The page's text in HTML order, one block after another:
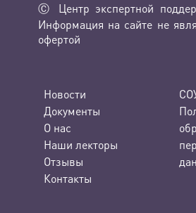
Ⓒ Центр экспертной
Информация на сайте не
офертой
Новости
Документы
О нас
Наши лекторы
Отзывы
Контакты